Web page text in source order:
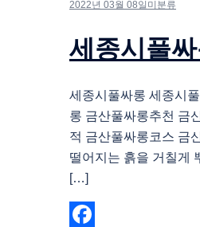
2022년 03월 08일 미분류
세종시풀
세종시풀싸롱 세종시
롱 금산풀싸롱추천 금
적 금산풀싸롱코스 금
떨어지는 흙을 거칠게
[…]